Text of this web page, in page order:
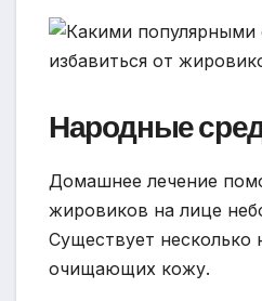
Народные
Домашнее лечение
жировиков на лице
Существует
очищающих кожу.